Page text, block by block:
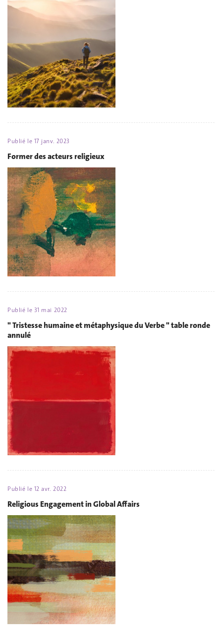
Publié le 17 janv. 2023
Former des acteurs religieux
Publié le 31 mai 2022
" Tristesse humaine et métaphysique du Verbe " table ronde
annulé
Publié le 12 avr. 2022
Religious Engagement in Global Affairs